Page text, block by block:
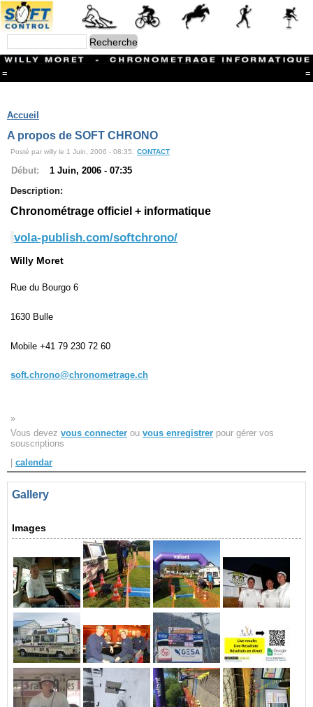
= =
Branches
CONTACT
FriRun Cup
Ski ALPIN
Triathlon
Courses à pieds
VTT
Slalom In-Line
Caisse à savon
Coupe "Journal La Gruyère"
Hippisme
Archives
site map
Créer un nouveau compte
Demander un nouveau mot de passe
Accueil
A propos de SOFT CHRONO
Posté par willy le 1 Juin, 2006 - 08:35. CONTACT
Début:
1 Juin, 2006 - 07:35
Description:
Chronométrage officiel + informatique
vola-publish.com/softchrono/
Willy Moret
Rue du Bourgo 6
1630 Bulle
Mobile +41 79 230 72 60
soft.chrono@chronometrage.ch
»
Vous devez vous connecter ou vous enregistrer pour gérer vos
souscriptions
| calendar
Gallery
Images